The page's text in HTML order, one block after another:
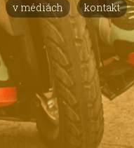
v médiách kontakt